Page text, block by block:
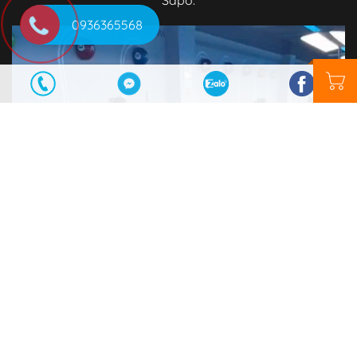
0936365568